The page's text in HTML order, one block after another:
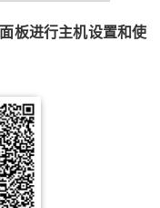
板进行主机设置和使